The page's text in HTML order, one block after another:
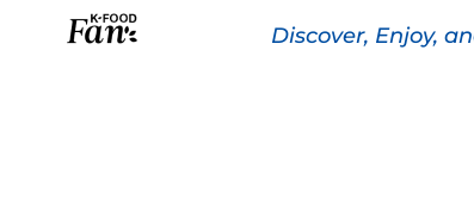
Discover, Enjoy,